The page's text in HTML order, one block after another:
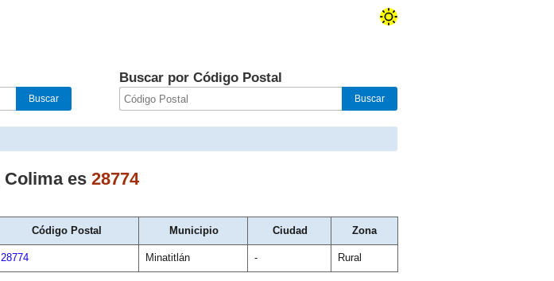
Buscar por Código Postal
Colimaes 28774
Código Postal Municipio Ciudad Zona
28774 Minatitlán - Rural